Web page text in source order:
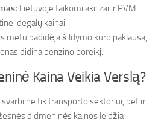
Lietuvoje taikomi akcizai ir PVM
degalų kainai.
metu padidėja šildymo kuro paklausa,
didina benzino poreikį.
Kaina Veikia Verslą?
svarbi ne tik transporto sektoriui, bet ir
didmeninės kainos leidžia